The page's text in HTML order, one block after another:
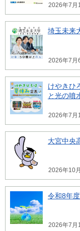
2026年7月
埼玉未来
2026年7月
けやきひ
と光の噴
2026年7月
大宮中央
2026年10
令和8年
2026年7月